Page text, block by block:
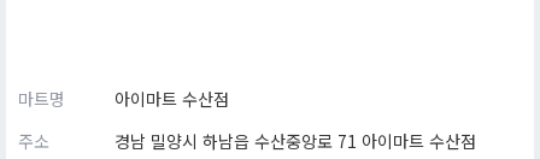
마트명
아이마트 수산점
주소
경남 밀양시 하남읍 수산중앙로 71 아이마트 수산점